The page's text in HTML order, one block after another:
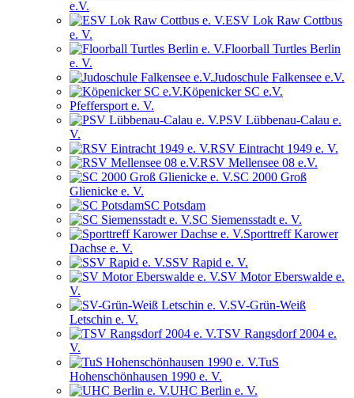
e.V.
ESV Lok Raw Cottbus
e. V.
Floorball Turtles Berlin
e. V.
Judoschule Falkensee e.V.
Köpenicker SC e.V.
Pfeffersport e. V.
PSV Lübbenau-Calau e.
V.
RSV Eintracht 1949 e. V.
RSV Mellensee 08 e.V.
SC 2000 Groß
Glienicke e. V.
SC Potsdam
SC Siemensstadt e. V.
Sporttreff Karower
Dachse e. V.
SSV Rapid e. V.
SV Motor Eberswalde e.
V.
SV-Grün-Weiß
Letschin e. V.
TSV Rangsdorf 2004 e.
V.
TuS
Hohenschönhausen 1990 e. V.
UHC Berlin e. V.